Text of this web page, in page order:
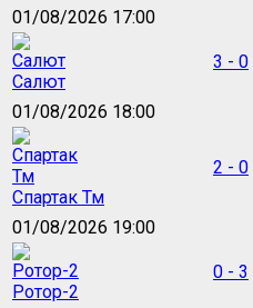
01/08/2026 17:00
Салют
3 - 0
01/08/2026 18:00
Спартак Тм
2 - 0
01/08/2026 19:00
Ротор-2
0 - 3